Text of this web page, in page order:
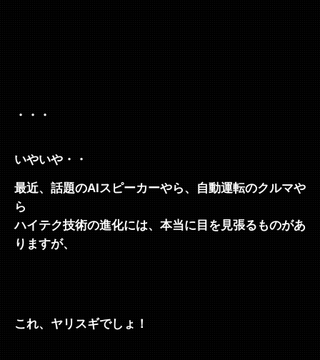
・・・
いやいや・・
最近、話題のAIスピーカーやら、自動運転のクルマや
ら
ハイテク技術の進化には、本当に目を見張るものがあ
りますが、
これ、ヤリスギでしょ！